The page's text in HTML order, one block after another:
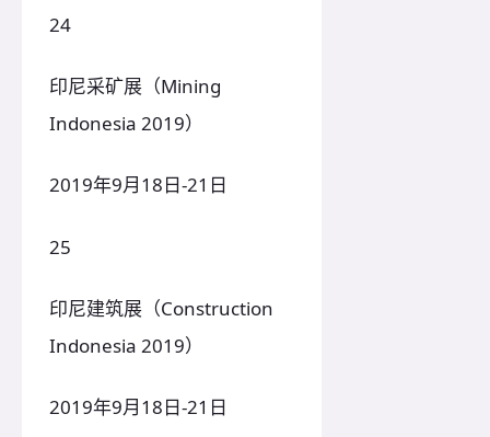
24
印尼采矿展（Mining
Indonesia 2019）
2019年9月18日-21日
25
印尼建筑展（Construction
Indonesia 2019）
2019年9月18日-21日